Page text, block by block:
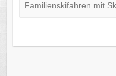
Familienskifahren mit